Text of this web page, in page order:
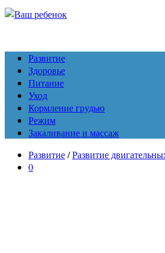
Развитие
Здоровье
Питание
Уход
Кормление грудью
Режим
Закаливание и массаж
Развитие/Развитие
0